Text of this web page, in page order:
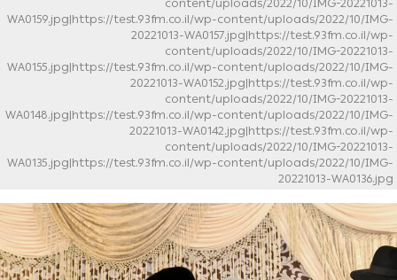
content/uploads/2022/10/IMG-20221013-
WA0159.jpg|https://test.93fm.co.il/wp-content/uploads/2022/10/IMG-
20221013-WA0157.jpg|https://test.93fm.co.il/wp-
content/uploads/2022/10/IMG-20221013-
WA0155.jpg|https://test.93fm.co.il/wp-content/uploads/2022/10/IMG-
20221013-WA0152.jpg|https://test.93fm.co.il/wp-
content/uploads/2022/10/IMG-20221013-
WA0148.jpg|https://test.93fm.co.il/wp-content/uploads/2022/10/IMG-
20221013-WA0142.jpg|https://test.93fm.co.il/wp-
content/uploads/2022/10/IMG-20221013-
WA0135.jpg|https://test.93fm.co.il/wp-content/uploads/2022/10/IMG-
20221013-WA0136.jpg